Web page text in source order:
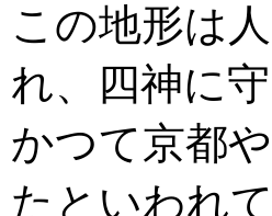
この地形は
れ、四神に
かつて京都
たといわれ